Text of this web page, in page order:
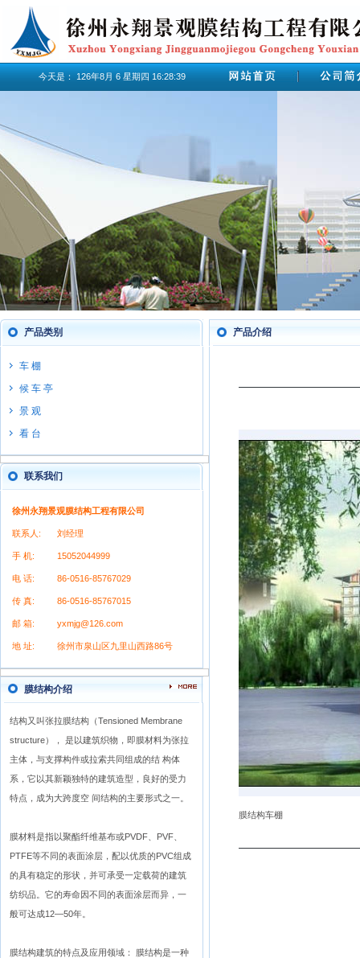
今天是： 126年8月 6 星期四 16:28:39
产品类别
车 棚
候 车 亭
景 观
看 台
联系我们
徐州永翔景观膜结构工程有限公司
联系人: 刘经理
手 机: 15052044999
电 话: 86-0516-85767029
传 真: 86-0516-85767015
邮 箱: yxmjg@126.com
地 址: 徐州市泉山区九里山西路86号
膜结构介绍
结构又叫张拉膜结构（Tensioned Membrane
structure）， 是以建筑织物，即膜材料为张拉
主体，与支撑构件或拉索共同组成的结 构体
系，它以其新颖独特的建筑造型，良好的受力
特点，成为大跨度空 间结构的主要形式之一。
膜材料是指以聚酯纤维基布或PVDF、PVF、
PTFE等不同的表面涂层，配以优质的PVC组成
的具有稳定的形状，并可承受一定载荷的建筑
纺织品。它的寿命因不同的表面涂层而异，一
般可达成12—50年。
膜结构建筑的特点及应用领域： 膜结构是一种
产
膜结构车棚